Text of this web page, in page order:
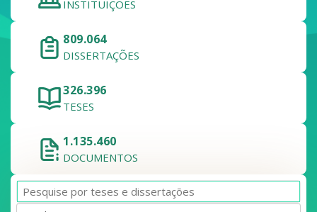
INSTITUIÇÕES
809.064
DISSERTAÇÕES
326.396
TESES
1.135.460
DOCUMENTOS